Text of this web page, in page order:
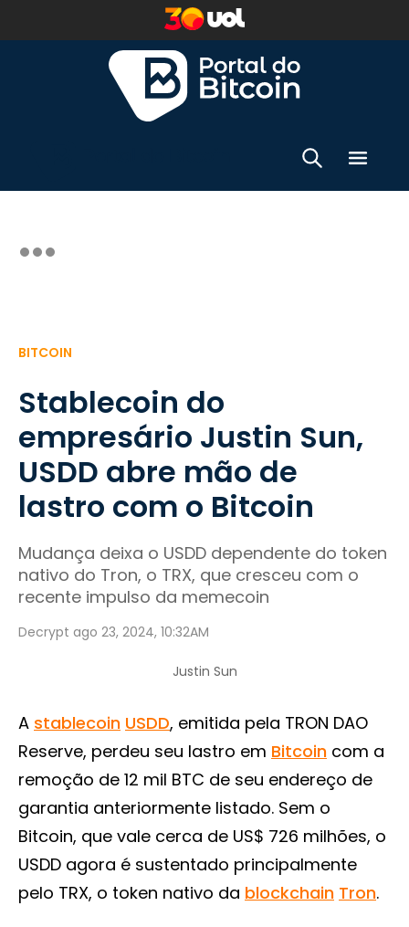
BITCOIN
Stablecoin do
empresário Justin Sun,
USDD abre mão de
lastro com o Bitcoin
Mudança deixa o USDD dependente do token
nativo do Tron, o TRX, que cresceu com o
recente impulso da memecoin
Decrypt ago 23, 2024, 10:32AM
Justin Sun
A stablecoin USDD, emitida pela TRON DAO
Reserve, perdeu seu lastro em Bitcoin com a
remoção de 12 mil BTC de seu endereço de
garantia anteriormente listado. Sem o
Bitcoin, que vale cerca de US$ 726 milhões, o
USDD agora é sustentado principalmente
pelo TRX, o token nativo da blockchain Tron.